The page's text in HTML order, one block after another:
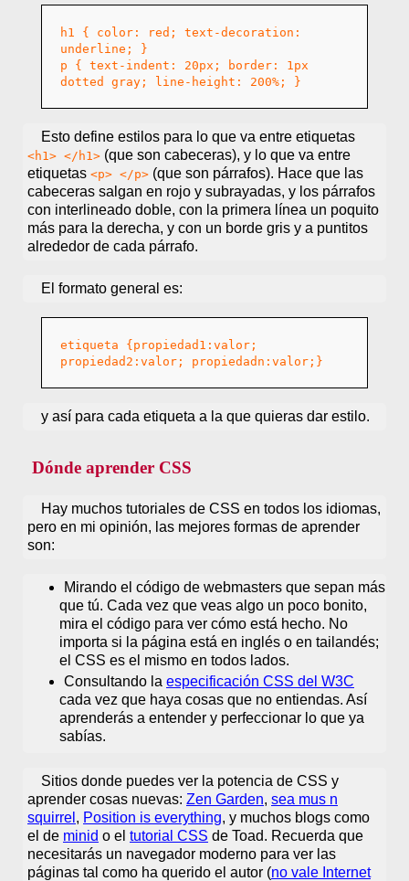
h1 { color: red; text-decoration:
underline; }
p { text-indent: 20px; border: 1px
dotted gray; line-height: 200%; }
Esto define estilos para lo que va entre etiquetas
<h1> </h1> (que son cabeceras), y lo que va entre
etiquetas <p> </p> (que son párrafos). Hace que las
cabeceras salgan en rojo y subrayadas, y los párrafos
con interlineado doble, con la primera línea un poquito
más para la derecha, y con un borde gris y a puntitos
alrededor de cada párrafo.
El formato general es:
etiqueta {propiedad1:valor;
propiedad2:valor; propiedadn:valor;}
y así para cada etiqueta a la que quieras dar estilo.
Dónde aprender CSS
Hay muchos tutoriales de CSS en todos los idiomas,
pero en mi opinión, las mejores formas de aprender
son:
Mirando el código de webmasters que sepan más
que tú. Cada vez que veas algo un poco bonito,
mira el código para ver cómo está hecho. No
importa si la página está en inglés o en tailandés;
el CSS es el mismo en todos lados.
Consultando la especificación CSS del W3C
cada vez que haya cosas que no entiendas. Así
aprenderás a entender y perfeccionar lo que ya
sabías.
Sitios donde puedes ver la potencia de CSS y
aprender cosas nuevas: Zen Garden, sea mus n
squirrel , Position is everything, y muchos blogs como
el de minid o el tutorial CSS de Toad. Recuerda que
necesitarás un navegador moderno para ver las
páginas tal como ha querido el autor (no vale Internet